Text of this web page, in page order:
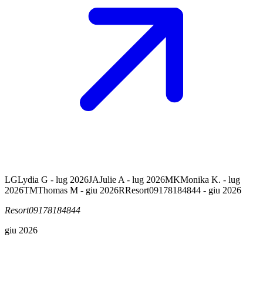
LGLydia G - lug 2026JAJulie A - lug 2026MKMonika K. - lug
2026TMThomas M - giu 2026RResort09178184844 - giu 2026
Resort09178184844
giu 2026